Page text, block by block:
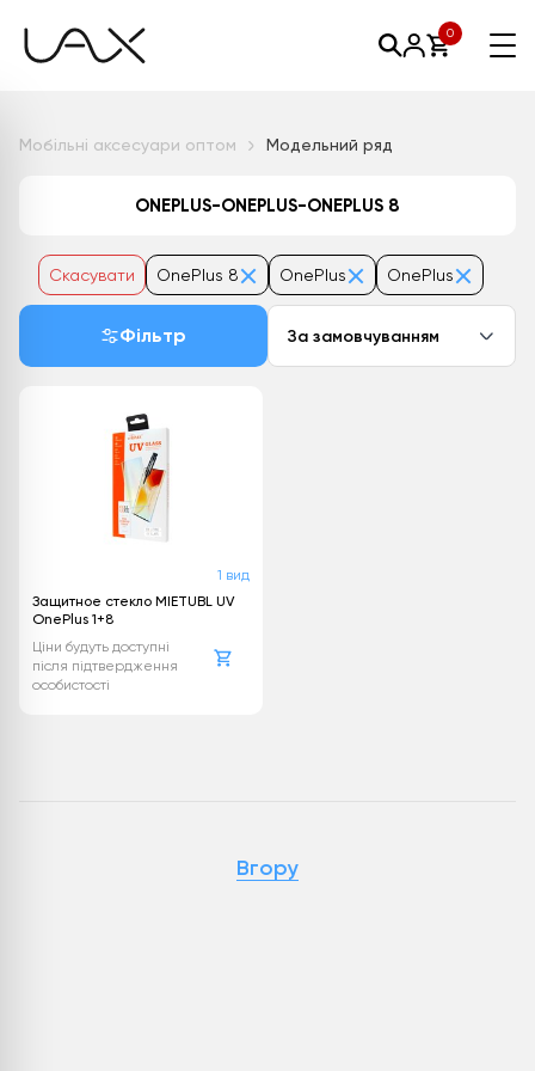
0
Мобільні аксесуари оптом Модельний ряд
ONEPLUS-ONEPLUS-ONEPLUS 8
Скасувати OnePlus 8 OnePlus OnePlus
Фільтр За замовчуванням
1 вид
Защитное стекло MIETUBL UV
OnePlus 1+8
Ціни будуть доступні
після підтвердження
особистості
Вгору